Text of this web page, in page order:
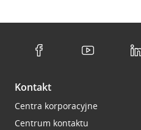
Kontakt
Centra korporacyjne
Centrum kontaktu